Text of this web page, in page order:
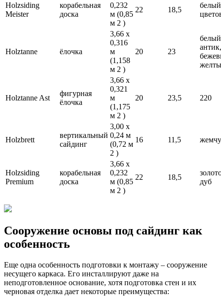
Holzsiding
Meister
корабельная
доска
0,232
м (0,85
м 2 )
22 18,5
Holztanne ёлочка
3,66 х
0,316
м
(1,158
м 2 )
20 23
антик,
Holztanne Ast
фигурная
ёлочка
3,66 х
0,321
м
(1,175
м 2 )
20 23,5 220
Holzbrett
вертикальный
сайдинг
3,00 х
0,24 м
(0,72 м
2 )
16 11,5
Holzsiding
Premium
корабельная
доска
3,66 х
0,232
м (0,85
м 2 )
22 18,5
дуб
Сооружение основы под сайдинг как
особенность
Еще одна особенность подготовки к монтажу – сооружение
несущего каркаса. Его инсталлируют даже на
неподготовленное основание, хотя подготовка стен и их
черновая отделка дает некоторые преимущества: